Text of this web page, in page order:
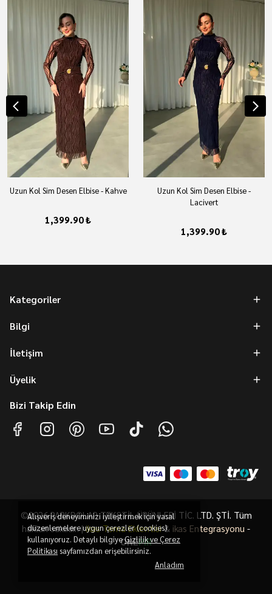
Alışveriş deneyiminizi iyileştirmek için yasal
düzenlemelere uygun çerezler (cookies)
kullanıyoruz. Detaylı bilgiyeGizlilik ve Çerez
Politikası sayfamızdan erişebilirsiniz.
Anladım
Uzun Kol Sim Desen Elbise - Kahve
1,399.90 ₺
Uzun Kol Sim Desen Elbise -
Lacivert
1,399.90 ₺
Kategoriler
Bilgi
İletişim
Üyelik
Bizi Takip Edin
©2026 PARKDOLAP TEKSTİL ÜRÜNLERİ TİC. LTD. ŞTİ. Tüm
hakları saklıdır. |ikas Tema Eklentisi& ikas Entegrasyonu -
ONEPiR